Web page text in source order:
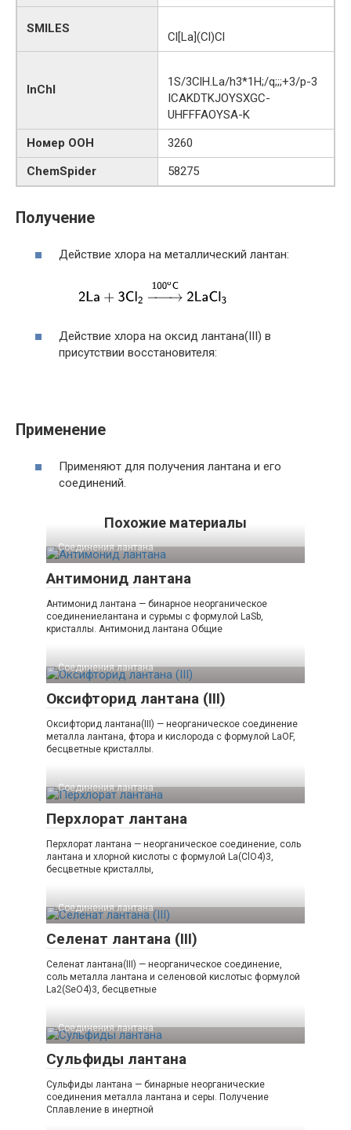
SMILES
Cl[La](Cl)Cl
InChI
1S/3ClH.La/h3*1H;/q;;;+3/p-3
ICAKDTKJOYSXGC-
UHFFFAOYSA-K
Номер ООН
3260
ChemSpider
58275
Получение
Действие хлора на металлический лантан:
Действие хлора на оксид лантана(III) в
присутствии восстановителя:
Применение
Применяют для получения лантана и его
соединений.
Похожие материалы
Соединения лантана‎
Антимонид лантана
Антимонид лантана — бинарное неорганическое
соединениелантана и сурьмы с формулой LaSb,
кристаллы. Антимонид лантана Общие
Соединения лантана‎
Оксифторид лантана (III)
Оксифторид лантана(III) — неорганическое соединение
металла лантана, фтора и кислорода с формулой LaOF,
бесцветные кристаллы.
Соединения лантана‎
Перхлорат лантана
Перхлорат лантана — неорганическое соединение, соль
лантана и хлорной кислоты с формулой La(ClO4)3,
бесцветные кристаллы,
Соединения лантана‎
Селенат лантана (III)
Селенат лантана(III) — неорганическое соединение,
соль металла лантана и селеновой кислотыс формулой
La2(SeO4)3, бесцветные
Соединения лантана‎
Сульфиды лантана
Сульфиды лантана — бинарные неорганические
соединения металла лантана и серы. Получение
Сплавление в инертной